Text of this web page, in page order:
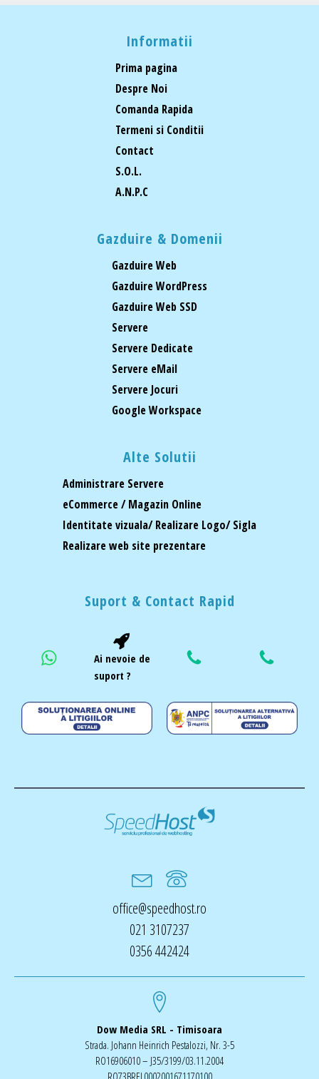
Informatii
Prima pagina
Despre Noi
Comanda Rapida
Termeni si Conditii
Contact
S.O.L.
A.N.P.C
Gazduire & Domenii
Gazduire Web
Gazduire WordPress
Gazduire Web SSD
Servere
Servere Dedicate
Servere eMail
Servere Jocuri
Google Workspace
Alte Solutii
Administrare Servere
eCommerce / Magazin Online
Identitate vizuala/ Realizare Logo/ Sigla
Realizare web site prezentare
Suport & Contact Rapid
Ai nevoie de
suport ?
office@speedhost.ro
021 3107237
0356 442424
Dow Media SRL - Timisoara
Strada. Johann Heinrich Pestalozzi, Nr. 3-5
RO16906010 – J35/3199/03.11.2004
RO73BREL0002001671170100